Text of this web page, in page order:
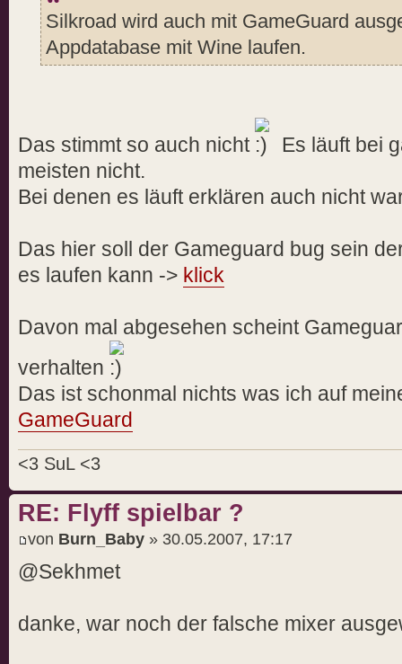
Silkroad wird auch mit GameGuard
Appdatabase mit Wine laufen.
Das stimmt so auch nicht
Es läuft bei
meisten nicht.
Bei denen es läuft erklären auch nicht
Das hier soll der Gameguard bug sein
es laufen kann -> klick
Davon mal abgesehen scheint
verhalten
Das ist schonmal nichts was ich auf
GameGuard
<3 SuL <3
RE: Flyff spielbar ?
von Burn_Baby » 30.05.2007, 17:17
@Sekhmet
danke, war noch der falsche mixer